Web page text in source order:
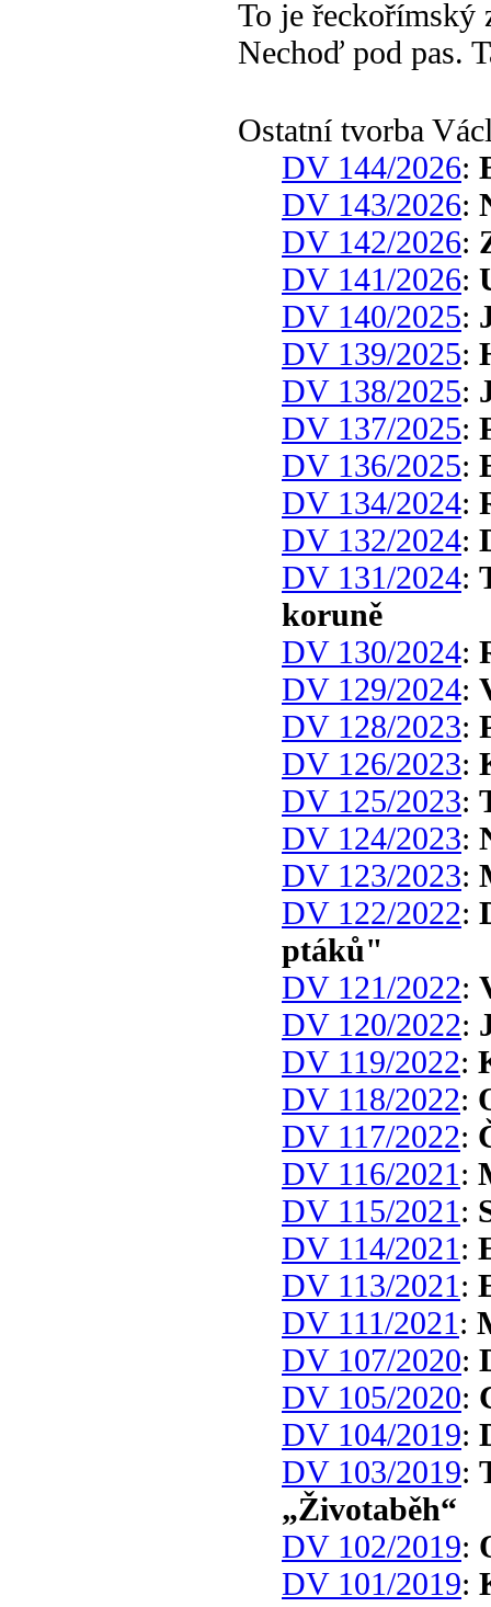
To je řeckořímský
Nechoď pod pas.
Ostatní tvorba
DV 144/2026:
DV 143/2026:
DV 142/2026:
DV 141/2026:
DV 140/2025:
DV 139/2025:
DV 138/2025:
DV 137/2025:
DV 136/2025:
DV 134/2024:
DV 132/2024:
DV 131/2024:
koruně
DV 130/2024:
DV 129/2024:
DV 128/2023:
DV 126/2023:
DV 125/2023:
DV 124/2023:
DV 123/2023:
DV 122/2022:
ptáků"
DV 121/2022:
DV 120/2022:
DV 119/2022:
DV 118/2022:
DV 117/2022:
DV 116/2021 :
DV 115/2021 :
DV 114/2021 :
DV 113/2021 :
DV 111/2021 :
DV 107/2020:
DV 105/2020:
DV 104/2019:
DV 103/2019:
„Životaběh“
DV 102/2019:
DV 101/2019: